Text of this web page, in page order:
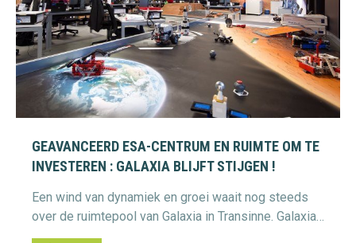
GEAVANCEERD ESA-CENTRUM EN RUIMTE OM TE
INVESTEREN : GALAXIA BLIJFT STIJGEN !
Een wind van dynamiek en groei waait nog steeds
over de ruimtepool van Galaxia in Transinne. Galaxia…